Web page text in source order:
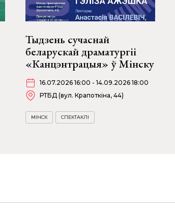
Тыдзень сучаснай
беларускай драматургіі
«Канцэнтрацыя» ў Мінску
16.07.2026 16:00 - 14.09.2026 18:00
РТБД (вул. Крапоткіна, 44)
МІНСК СПЕКТАКЛІ